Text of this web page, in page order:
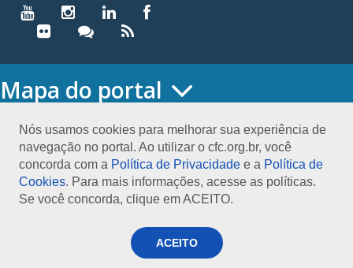
Nós usamos cookies para melhorar sua experiência de
navegação no portal. Ao utilizar o cfc.org.br, você
concorda com a Política de Privacidade e a Política de
Cookies. Para mais informações, acesse as políticas.
Se você concorda, clique em ACEITO.
ACEITO
Mapa do portal
O CONSELHO
Conselho Diretor
Nossa Sede
Planejamento
Organograma
Presidentes do CFC – Gestões anteriores